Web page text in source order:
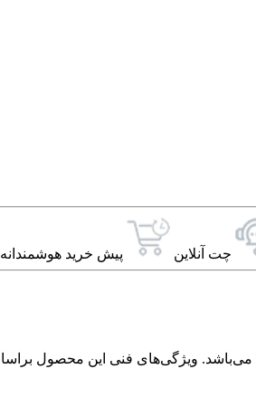
چت آنلاین پیش خرید هوشمندانه